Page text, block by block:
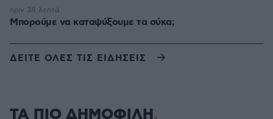
Μπορούμε να καταψύξουμε τα σύκα;
πριν 38 λεπτά
ΔΕΙΤΕ ΟΛΕΣ ΤΙΣ ΕΙΔΗΣΕΙΣ
ΤΑ ΠΙΟ ΔΗΜΟΦΙΛΗ